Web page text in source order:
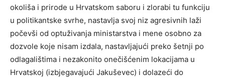
okoliša i prirode u Hrvatskom saboru i zlorabi tu funkciju
u politikantske svrhe, nastavlja svoj niz agresivnih laži
počevši od optuživanja ministarstva i mene osobno za
dozvole koje nisam izdala, nastavljajući preko šetnji po
odlagalištima i nezakonito onečišćenim lokacijama u
Hrvatskoj (izbjegavajući Jakuševec) i dolazeći do